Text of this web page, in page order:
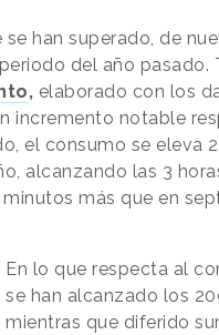
han superado, de
del año pasado.
, elaborado con los
incremento notable
el consumo se eleva
alcanzando las 3
más que en
En lo que respecta al
se han alcanzado los
mientras que diferido